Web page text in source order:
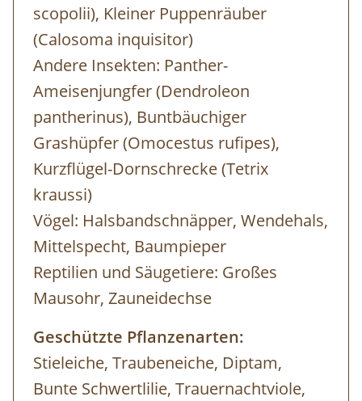
scopolii), Kleiner Puppenräuber
(Calosoma inquisitor)
Andere Insekten: Panther-
Ameisenjungfer (Dendroleon
pantherinus), Buntbäuchiger
Grashüpfer (Omocestus rufipes),
Kurzflügel-Dornschrecke (Tetrix
kraussi)
Vögel: Halsbandschnäpper, Wendehals,
Mittelspecht, Baumpieper
Reptilien und Säugetiere: Großes
Mausohr, Zauneidechse
Geschützte Pflanzenarten:
Stieleiche, Traubeneiche, Diptam,
Bunte Schwertlilie, Trauernachtviole,